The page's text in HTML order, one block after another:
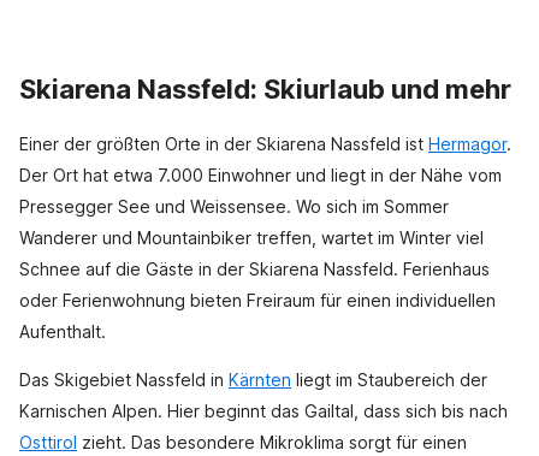
Skiarena Nassfeld: Skiurlaub und mehr
Einer der größten Orte in der Skiarena Nassfeld ist Hermagor.
Der Ort hat etwa 7.000 Einwohner und liegt in der Nähe vom
Pressegger See und Weissensee. Wo sich im Sommer
Wanderer und Mountainbiker treffen, wartet im Winter viel
Schnee auf die Gäste in der Skiarena Nassfeld. Ferienhaus
oder Ferienwohnung bieten Freiraum für einen individuellen
Aufenthalt.
Das Skigebiet Nassfeld in Kärnten liegt im Staubereich der
Karnischen Alpen. Hier beginnt das Gailtal, dass sich bis nach
Osttirol zieht. Das besondere Mikroklima sorgt für einen